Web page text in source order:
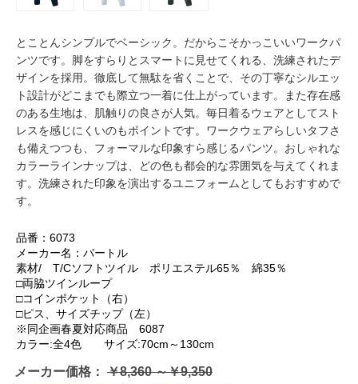
とことんシンプルでベーシック。だからこそかっこいいワークパ
ンツです。脚をすらりとスマートに見せてくれる、洗練されたデ
ザインを採用。徹底して無駄を省くことで、その丁寧なシルエッ
ト設計がどこまでも際立つ一着に仕上がっています。また存在感
のある生地は、肌触りの良さが人気。毎日着るウェアとしてスト
レスを感じにくいのもポイントです。ワークウェアらしいタフさ
も備えつつも、フォーマルな印象すら感じるパンツ。おしゃれな
カラーラインナップは、どの色も都会的な雰囲気を与えてくれま
す。洗練された印象を演出するユニフォームとしてもおすすめで
す。
品番：6073
メーカー名：バートル
素材/ T/Cソフトツイル ポリエステル65％ 綿35％
□両脇ツインループ
□コインポケット（右）
□ピス、サイズチップ（左）
※同企画春夏対応商品 6087
カラー:全4色 サイズ:70cm～130cm
メーカー価格： ￥8,360 ～￥9,350